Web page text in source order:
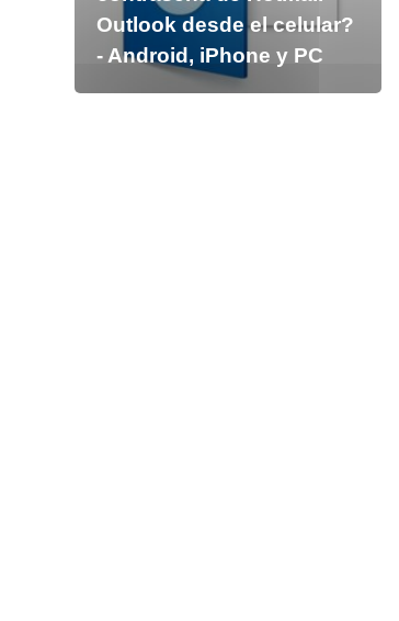
Outlook desde el celular?
- Android, iPhone y PC